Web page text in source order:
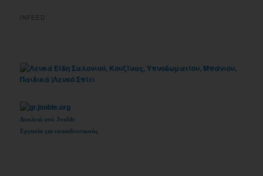
INFEED
Δουλειά από Jooble
Εργασία για εκπαιδευτικούς